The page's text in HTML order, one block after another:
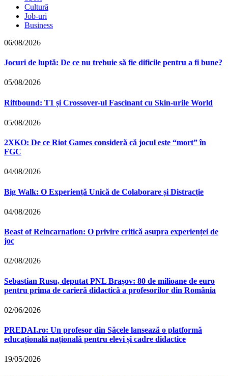
Cultură
Job-uri
Business
06/08/2026
Jocuri de luptă: De ce nu trebuie să fie dificile pentru a fi bune?
05/08/2026
Riftbound: T1 și Crossover-ul Fascinant cu Skin-urile World
05/08/2026
2XKO: De ce Riot Games consideră că jocul este “mort” în
FGC
04/08/2026
Big Walk: O Experiență Unică de Colaborare și Distracție
04/08/2026
Beast of Reincarnation: O privire critică asupra experienței de
joc
02/08/2026
Sebastian Rusu, deputat PNL Brașov: 80 de milioane de euro
pentru prima de carieră didactică a profesorilor din România
02/06/2026
PREDAI.ro: Un profesor din Săcele lansează o platformă
educațională națională pentru elevi și cadre didactice
19/05/2026